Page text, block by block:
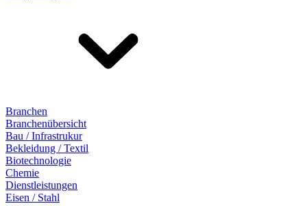
Branchen
Branchenübersicht
Bau / Infrastrukur
Bekleidung / Textil
Biotechnologie
Chemie
Dienstleistungen
Eisen / Stahl